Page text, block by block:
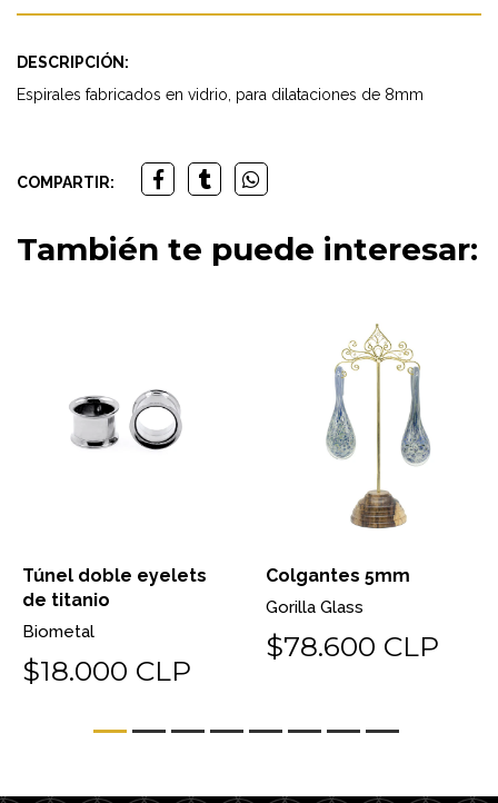
DESCRIPCIÓN:
Espirales fabricados en vidrio, para dilataciones de 8mm
COMPARTIR:
También te puede interesar:
Túnel doble eyelets
de titanio
Biometal
$18.000 CLP
Colgantes 5mm
Gorilla Glass
$78.600 CLP